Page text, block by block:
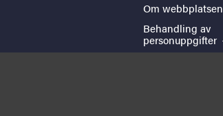
Om webbplatsen
Behandling av
personuppgifter